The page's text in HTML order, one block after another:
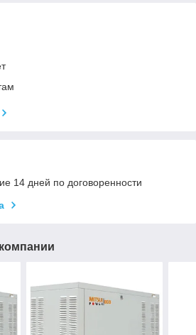
14 дней по договоренности